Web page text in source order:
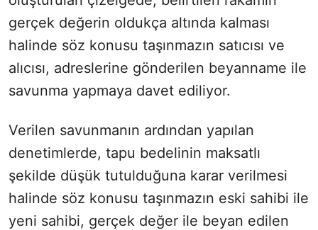
gerçek değerin oldukça altında kalması
halinde söz konusu taşınmazın satıcısı ve
alıcısı, adreslerine gönderilen beyanname ile
savunma yapmaya davet ediliyor.
Verilen savunmanın ardından yapılan
denetimlerde, tapu bedelinin maksatlı
şekilde düşük tutulduğuna karar verilmesi
halinde söz konusu taşınmazın eski sahibi ile
yeni sahibi, gerçek değer ile beyan edilen